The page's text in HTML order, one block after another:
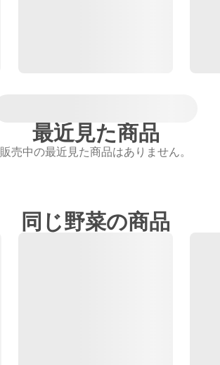
最近見た商品
販売中の最近見た商品はありません。
同じ野菜の商品